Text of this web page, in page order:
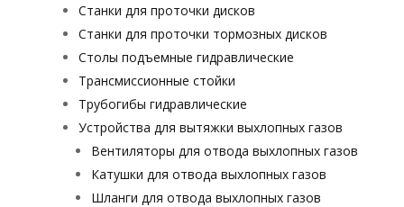
Станки для проточки дисков
Станки для проточки тормозных дисков
Столы подъемные гидравлические
Трансмиссионные стойки
Трубогибы гидравлические
Устройства для вытяжки выхлопных газов
Вентиляторы для отвода выхлопных газов
Катушки для отвода выхлопных газов
Шланги для отвода выхлопных газов